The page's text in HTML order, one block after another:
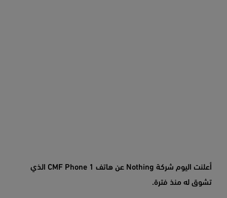
أعلنت اليوم شركة Nothing عن هاتف CMF Phone 1 الذي
تشوق له منذ فترة.